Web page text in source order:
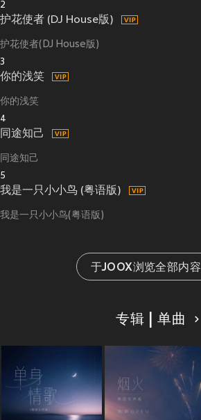
2
护花使者 (DJ House版)
护花使者(DJ House版)
3
你的浅笑
你的浅笑
4
同途知己
同途知己
5
我是一只小小鸟 (粤语版)
我是一只小小鸟(粤语版)
于JOOX浏览全部内容
专辑 | 单曲